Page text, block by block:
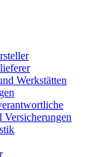
Werkstätten
Versicherungen